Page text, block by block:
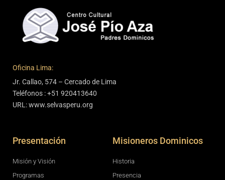
Oficina Lima:
Jr. Callao, 574 – Cercado de Lima
Teléfonos : +51 920413640
URL: www.selvasperu.org
Presentación
Misión y Visión
Programas
Misioneros Dominicos
Historia
Presencia